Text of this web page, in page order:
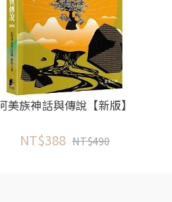
美族神話與傳說【新版】
NT$388 NT$490